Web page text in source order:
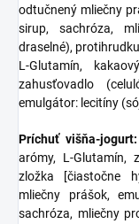
odtučnený mliečny
sirup, sachróza,
draselné),
L-Glutamín,
zahusťovadlo
emulgátor: lecitíny
Príchuť višňa-jogurt:
arómy, L-Glutamín,
zložka [čiastočne
mliečny prášok,
sachróza, mliečny